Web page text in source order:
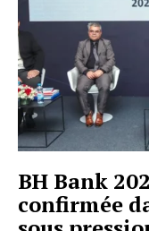
BH Bank
confirmée